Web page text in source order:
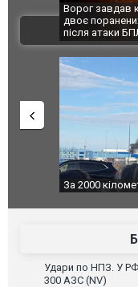
Ворог завдав
двоє поранених.
після атаки
За 2000
склад
Удари по НПЗ. У
300 АЗС (NV)